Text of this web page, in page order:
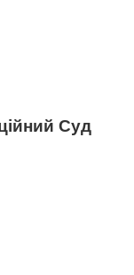
Суд